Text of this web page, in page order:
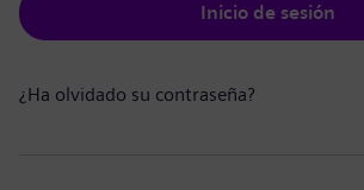
Inicio de sesión
¿Ha olvidado su contraseña?